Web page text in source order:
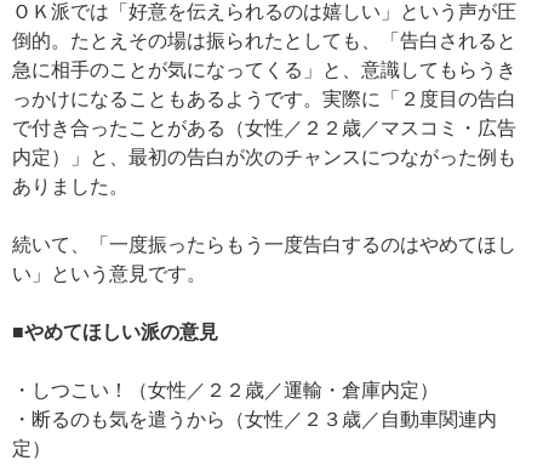
ＯＫ派では「好意を伝えられるのは嬉しい」という声が圧
倒的。たとえその場は振られたとしても、「告白されると
急に相手のことが気になってくる」と、意識してもらうき
っかけになることもあるようです。実際に「２度目の告白
で付き合ったことがある（女性／２２歳／マスコミ・広告
内定）」と、最初の告白が次のチャンスにつながった例も
ありました。
続いて、「一度振ったらもう一度告白するのはやめてほし
い」という意見です。
■やめてほしい派の意見
・しつこい！（女性／２２歳／運輸・倉庫内定）
・断るのも気を遣うから（女性／２３歳／自動車関連内
定）